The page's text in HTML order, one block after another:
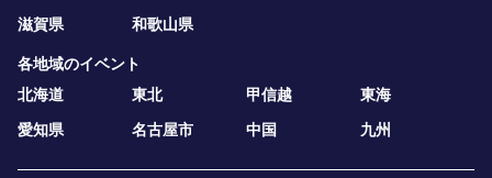
滋賀県
和歌山県
各地域のイベント
北海道
東北 甲信越
東海
愛知県
名古屋市 中国 九州